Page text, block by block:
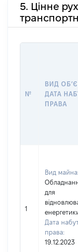
5. Цінне
№
ВИД
ДАТА
ПРАВА
1
Вид майна:
для
Дата
права:
19.12.2023